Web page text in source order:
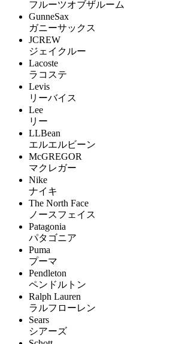
フルーツオブザルーム
GunneSax
ガニーサックス
JCREW
ジェイクルー
Lacoste
ラコステ
Levis
リーバイス
Lee
リー
LLBean
エルエルビーン
McGREGOR
マクレガー
Nike
ナイキ
The North Face
ノースフェイス
Patagonia
パタゴニア
Puma
プーマ
Pendleton
ペンドルトン
Ralph Lauren
ラルフローレン
Sears
シアーズ